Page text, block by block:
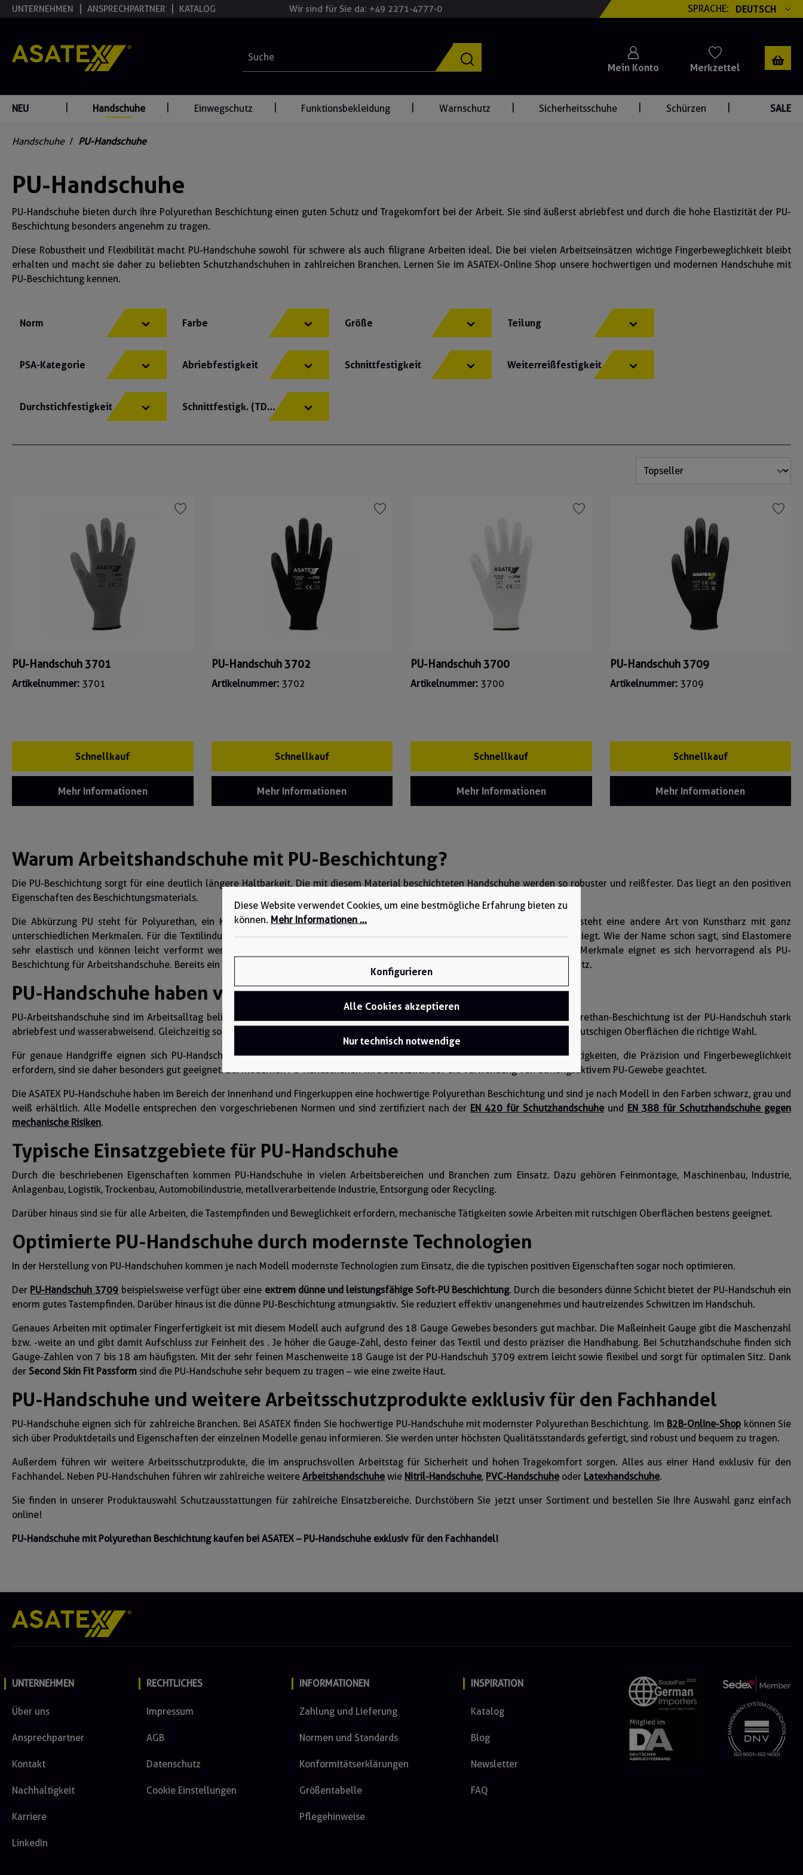
Zur Hauptnavigation springen
UNTERNEHMEN ANSPRECHPARTNER KATALOG Wir sind für Sie da: +49 2271-4777-0 SPRACHE: DEUTSCH
Mein Konto Merkzettel
NEU Handschuhe Einwegschutz Funktionsbekleidung Warnschutz Sicherheitsschuhe Schürzen SALE
Handschuhe / PU-Handschuhe
PU-Handschuhe
PU-Handschuhe bieten durch ihre Polyurethan Beschichtung einen guten Schutz und Tragekomfort bei der Arbeit. Sie sind äußerst abriebfest und durch die hohe Elastizität der PU-
Beschichtung besonders angenehm zu tragen.
Diese Robustheit und Flexibilität macht PU-Handschuhe sowohl für schwere als auch filigrane Arbeiten ideal. Die bei vielen Arbeitseinsätzen wichtige Fingerbeweglichkeit bleibt
erhalten und macht sie daher zu beliebten Schutzhandschuhen in zahlreichen Branchen. Lernen Sie im ASATEX-Online Shop unsere hochwertigen und modernen Handschuhe mit
PU-Beschichtung kennen.
Norm Farbe Größe Teilung
PSA-Kategorie Abriebfestigkeit Schnittfestigkeit Weiterreißfestigkeit
Durchstichfestigkeit Schnittfestigk. (TDM)
PU-Handschuh 3701
Artikelnummer: 3701
Schnellkauf
Mehr Informationen
PU-Handschuh 3702
Artikelnummer: 3702
Schnellkauf
Mehr Informationen
PU-Handschuh 3700
Artikelnummer: 3700
Schnellkauf
Mehr Informationen
PU-Handschuh 3709
Artikelnummer: 3709
Schnellkauf
Mehr Informationen
Warum Arbeitshandschuhe mit PU-Beschichtung?
Die PU-Beschichtung sorgt für eine deutlich längere Haltbarkeit. Die mit diesem Material beschichteten Handschuhe werden so robuster und reißfester. Das liegt an den positiven
Eigenschaften des Beschichtungsmaterials.
Die Abkürzung PU steht für Polyurethan, ein Kunstharz, das sehr vielseitig einsetzbar ist. Je nach Herstellungsverfahren entsteht eine andere Art von Kunstharz mit ganz
unterschiedlichen Merkmalen. Für die Textilindustrie wird dieses Kunstharz vornehmlich so hergestellt, dass es als Elastomer vorliegt. Wie der Name schon sagt, sind Elastomere
sehr elastisch und können leicht verformt werden. Außerdem ist Polyurethan wasserabweisend bis wasserdicht. Durch diese Merkmale eignet es sich hervorragend als PU-
Beschichtung für Arbeitshandschuhe. Bereits ein dünner Film verleiht den Handschuhen wichtige Eigenschaften für den Arbeitseinsatz.
PU-Handschuhe haben viele positive Eigenschaften
PU-Arbeitshandschuhe sind im Arbeitsalltag beliebt durch ihren hohen Tragekomfort und ihre Langlebigkeit. Im Bereich der Polyurethan-Beschichtung ist der PU-Handschuh stark
abriebfest und wasserabweisend. Gleichzeitig sorgt die PU-Beschichtung für einen guten Grip. Daher sind sie auch für Arbeiten mit rutschigen Oberflächen die richtige Wahl.
Für genaue Handgriffe eignen sich PU-Handschuhe besonders durch ihre gute Flexibilität und das hohe Tastempfinden. Bei Tätigkeiten, die Präzision und Fingerbeweglichkeit
erfordern, sind sie daher besonders gut geeignet. Bei modernen PU-Handschuhen wird zusätzlich auf die Verwendung von atmungsaktivem PU-Gewebe geachtet.
Die ASATEX PU-Handschuhe haben im Bereich der Innenhand und Fingerkuppen eine hochwertige Polyurethan Beschichtung und sind je nach Modell in den Farben schwarz, grau und
weiß erhältlich. Alle Modelle entsprechen den vorgeschriebenen Normen und sind zertifiziert nach der EN 420 für Schutzhandschuheund EN 388 für Schutzhandschuhe gegen
mechanische Risiken.
Typische Einsatzgebiete für PU-Handschuhe
Durch die beschriebenen Eigenschaften kommen PU-Handschuhe in vielen Arbeitsbereichen und Branchen zum Einsatz. Dazu gehören Feinmontage, Maschinenbau, Industrie,
Anlagenbau, Logistik, Trockenbau, Automobilindustrie, metallverarbeitende Industrie, Entsorgung oder Recycling.
Darüber hinaus sind sie für alle Arbeiten, die Tastempfinden und Beweglichkeit erfordern, mechanische Tätigkeiten sowie Arbeiten mit rutschigen Oberflächen bestens geeignet.
Optimierte PU-Handschuhe durch modernste Technologien
In der Herstellung von PU-Handschuhen kommen je nach Modell modernste Technologien zum Einsatz, die die typischen positiven Eigenschaften sogar noch optimieren.
Der PU-Handschuh 3709 beispielsweise verfügt über eine extrem dünne und leistungsfähige Soft-PU Beschichtung. Durch die besonders dünne Schicht bietet der PU-Handschuh ein
enorm gutes Tastempfinden. Darüber hinaus ist die dünne PU-Beschichtung atmungsaktiv. Sie reduziert effektiv unangenehmes und hautreizendes Schwitzen im Handschuh.
Genaues Arbeiten mit optimaler Fingerfertigkeit ist mit diesem Modell auch aufgrund des 18 Gauge Gewebes besonders gut machbar. Die Maßeinheit Gauge gibt die Maschenzahl
bzw. -weite an und gibt damit Aufschluss zur Feinheit des . Je höher die Gauge-Zahl, desto feiner das Textil und desto präziser die Handhabung. Bei Schutzhandschuhe finden sich
Gauge-Zahlen von 7 bis 18 am häufigsten. Mit der sehr feinen Maschenweite 18 Gauge ist der PU-Handschuh 3709 extrem leicht sowie flexibel und sorgt für optimalen Sitz. Dank
der Second Skin Fit Passform sind die PU-Handschuhe sehr bequem zu tragen – wie eine zweite Haut.
PU-Handschuhe und weitere Arbeitsschutzprodukte exklusiv für den Fachhandel
PU-Handschuhe eignen sich für zahlreiche Branchen. Bei ASATEX finden Sie hochwertige PU-Handschuhe mit modernster Polyurethan Beschichtung. Im B2B-Online-Shop können Sie
sich über Produktdetails und Eigenschaften der einzelnen Modelle genau informieren. Sie werden unter höchsten Qualitätsstandards gefertigt, sind robust und bequem zu tragen.
Außerdem führen wir weitere Arbeitsschutzprodukte, die im anspruchsvollen Arbeitstag für Sicherheit und hohen Tragekomfort sorgen. Alles aus einer Hand exklusiv für den
Fachhandel. Neben PU-Handschuhen führen wir zahlreiche weitere Arbeitshandschuhe wie Nitril-Handschuhe, PVC-Handschuhe oder Latexhandschuhe.
Sie finden in unserer Produktauswahl Schutzausstattungen für zahlreiche Einsatzbereiche. Durchstöbern Sie jetzt unser Sortiment und bestellen Sie Ihre Auswahl ganz einfach
online!
PU-Handschuhe mit Polyurethan Beschichtung kaufen bei ASATEX – PU-Handschuhe exklusiv für den Fachhandel!
UNTERNEHMEN
Über uns
Ansprechpartner
Kontakt
Nachhaltigkeit
Karriere
LinkedIn
RECHTLICHES
Impressum
AGB
Datenschutz
Cookie Einstellungen
INFORMATIONEN
Zahlung und Lieferung
Normen und Standards
Konformitätserklärungen
Größentabelle
Pflegehinweise
INSPIRATION
Katalog
Blog
Newsletter
FAQ
Diese Website verwendet Cookies, um eine bestmögliche Erfahrung bieten zu
können. Mehr Informationen ...
Konfigurieren
Alle Cookies akzeptieren
Nur technisch notwendige